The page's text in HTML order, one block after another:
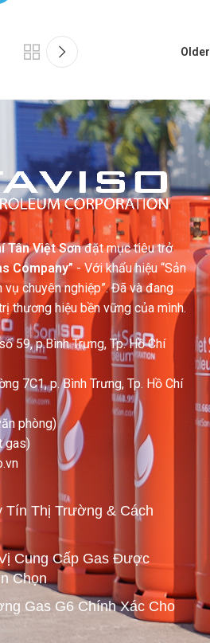
Older
Tân Việt Sơnđặt mục tiêu trở
Company”- Với khẩu hiệu “Sản
chuyên nghiệp”. Đã và đang
thương hiệu bền vững của mình.
59, p.Bình Trưng, Tp. Hồ Chí
7C1, p. Bình Trưng, Tp. Hồ Chí
phòng)
gas)
Tín Thị Trường & Cách
Cung Cấp Gas Được
Chọn
Gas G6 Chính Xác Cho